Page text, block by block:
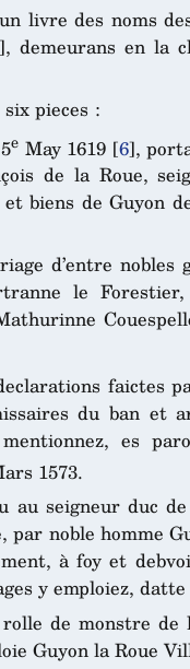
livre des noms
demeurans en la
pieces :
e May 1619[6],
de la Roue,
biens de Guyon
d’entre
le
faictes
du ban et
es
1573.
au seigneur duc
noble homme
à foy et
y emploiez,
de monstre de
Guyon la Roue